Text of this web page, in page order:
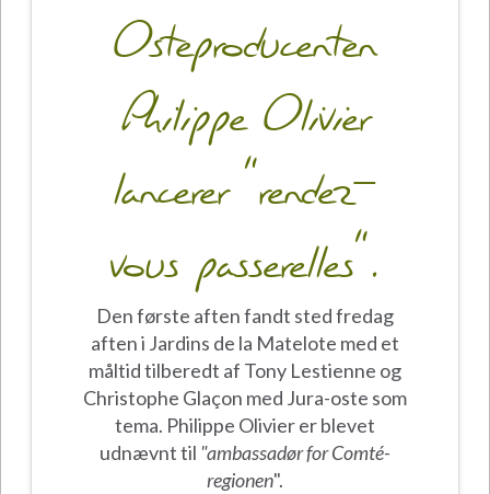
Osteproducenten
Philippe Olivier
lancerer "rendez-
vous passerelles".
Den første aften fandt sted fredag
aften i Jardins de la Matelote med et
måltid tilberedt af Tony Lestienne og
Christophe Glaçon med Jura-oste som
tema. Philippe Olivier er blevet
udnævnt til "ambassadør for Comté-
regionen".